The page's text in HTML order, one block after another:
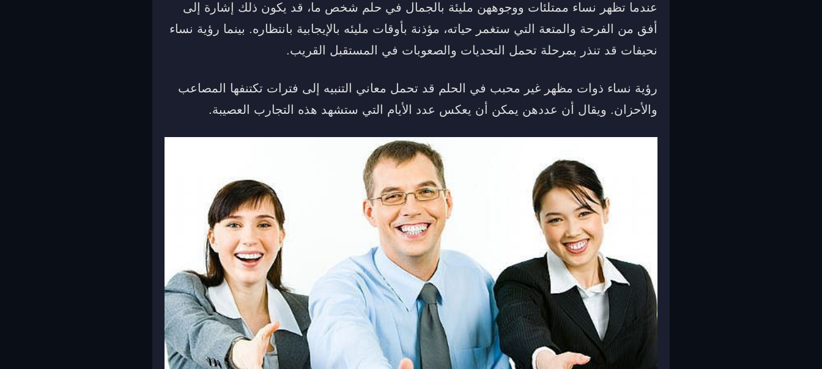
عندما تظهر نساء ممتلئات ووجوههن مليئة بالجمال في حلم شخص ما، قد يكون ذلك إشارة إلى
أفق من الفرحة والمتعة التي ستغمر حياته، مؤذنة بأوقات مليئه بالإيجابية بانتظاره. بينما رؤية نساء
نحيفات قد تنذر بمرحلة تحمل التحديات والصعوبات في المستقبل القريب.
رؤية نساء ذوات مظهر غير محبب في الحلم قد تحمل معاني التنبيه إلى فترات تكتنفها المصاعب
والأحزان. ويقال أن عددهن يمكن أن يعكس عدد الأيام التي ستشهد هذه التجارب العصيبة.